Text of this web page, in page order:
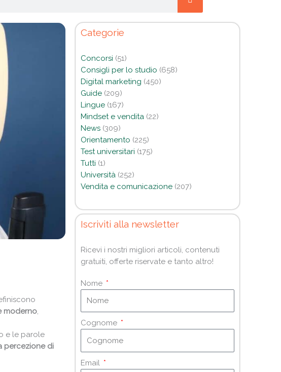
moderno,
e le parole
percezione di
Categorie
Concorsi (51)
Consigli per lo studio (658)
Digital marketing (450)
Guide(209)
Lingue(167)
Mindset e vendita(22)
News(309)
Orientamento (225)
Test universitari (175)
Tutti (1)
Università(252)
Vendita e comunicazione(207)
Iscriviti alla newsletter
Ricevi i nostri migliori articoli, contenuti
gratuiti, offerte riservate e tanto altro!
Nome
Cognome
Email